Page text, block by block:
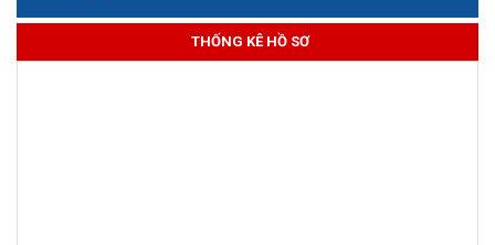
THỐNG KÊ HỒ SƠ